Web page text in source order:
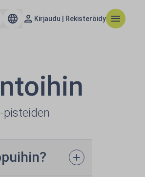
Kirjaudu | Rekisteröidy
pisteiden